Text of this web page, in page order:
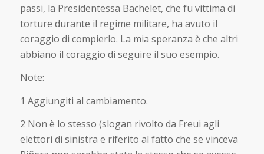
passi, la Presidentessa Bachelet, che fu vittima di
torture durante il regime militare, ha avuto il
coraggio di compierlo. La mia speranza è che altri
abbiano il coraggio di seguire il suo esempio.
Note:
1 Aggiungiti al cambiamento.
2 Non è lo stesso (slogan rivolto da Freui agli
elettori di sinistra e riferito al fatto che se vinceva